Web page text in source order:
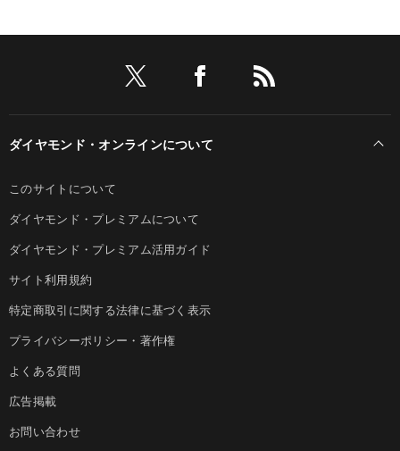
ダイヤモンド・オンラインについて
このサイトについて
ダイヤモンド・プレミアムについて
ダイヤモンド・プレミアム活用ガイド
サイト利用規約
特定商取引に関する法律に基づく表示
プライバシーポリシー・著作権
よくある質問
広告掲載
お問い合わせ